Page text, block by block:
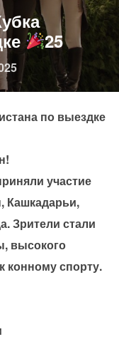
25
по выездке
участие
Кашкадарьи,
Зрители стали
высокого
конному спорту.